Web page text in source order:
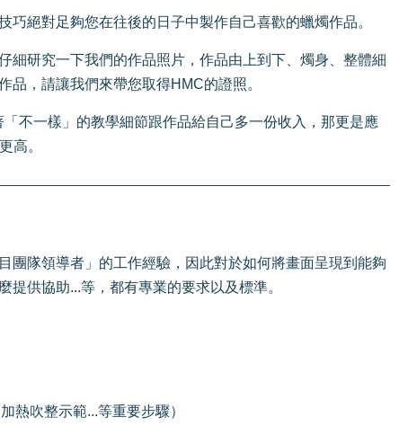
絕對足夠您在往後的日子中製作自己喜歡的蠟燭作品。
細研究一下我們的作品照片，作品由上到下、燭身、整體細
，請讓我們來帶您取得HMC的證照。
不一樣」的教學細節跟作品給自己多一份收入，那更是應
高。
團隊領導者」的工作經驗，因此對於如何將畫面呈現到能夠
供協助...等，都有專業的要求以及標準。
熱吹整示範...等重要步驟）